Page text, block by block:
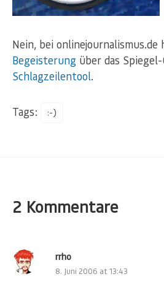
Nein, bei onlinejournalismus.de
Begeisterung über das
Schlagzeilentool.
Tags: :-)
2 Kommentare
rrho
8. Juni 2006 at 13:43